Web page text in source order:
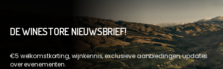
DE WINESTORE NIEUWSBRIEF!
€5 welkomstkorting, wijnkennis, exclusieve aanbiedingen, updates
over evenementen.